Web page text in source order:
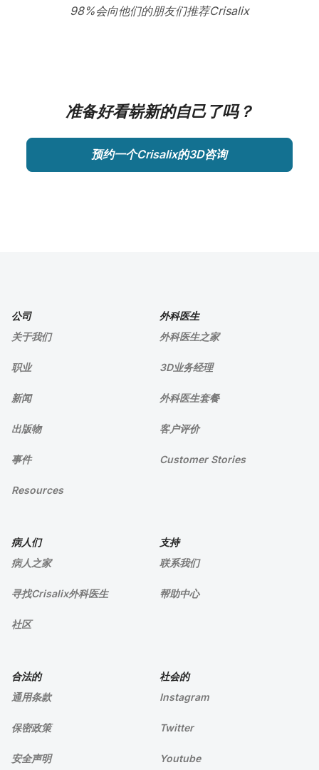
98%会向他们的朋友们推荐Crisalix
准备好看崭新的自己了吗？
预约一个Crisalix的3D咨询
公司
关于我们
职业
新闻
出版物
事件
Resources
外科医生
外科医生之家
3D业务经理
外科医生套餐
客户评价
Customer Stories
病人们
病人之家
寻找Crisalix外科医生
社区
支持
联系我们
帮助中心
合法的
通用条款
保密政策
安全声明
社会的
Instagram
Twitter
Youtube